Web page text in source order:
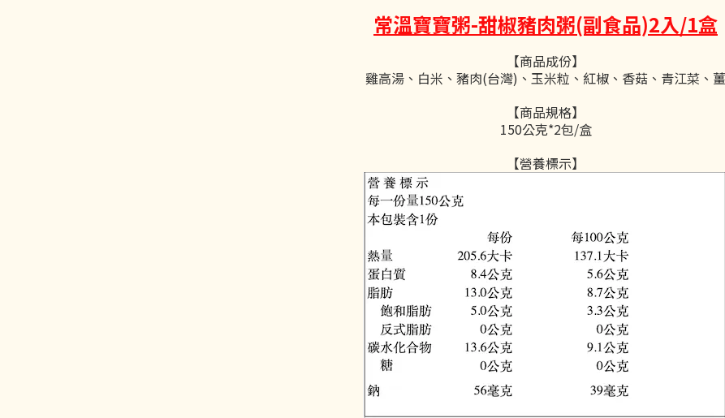
常溫寶寶粥-甜椒豬肉粥(副食品)2入/1盒
【商品成份】
雞高湯、白米、豬肉(台灣)、玉米粒、紅椒、香菇、青江菜、薑
【商品規格】
150公克*2包/盒
【營養標示】